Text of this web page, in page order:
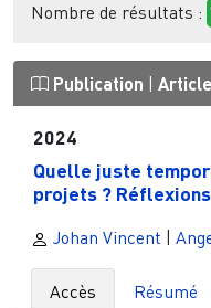
Nombre de résultats :
Publication Article
2024
Quelle juste
projets ?
Johan Vincent |
Accès Résumé